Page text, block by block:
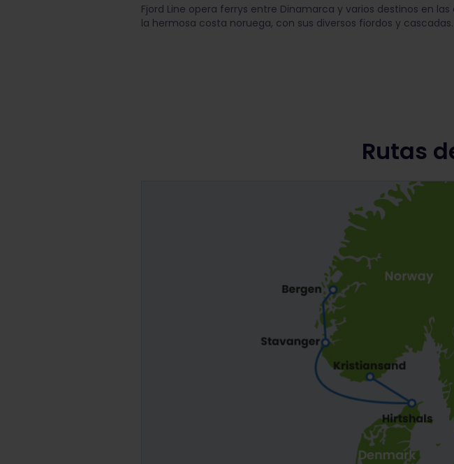
Fjord Line opera ferrys entre Dinamarca y varios destinos en
la hermosa costa noruega, con sus diversos fiordos y cascadas.
Rutas